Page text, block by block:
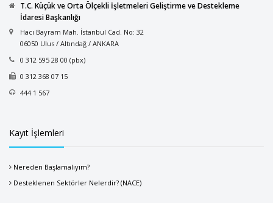
T.C. Küçük ve Orta Ölçekli İşletmeleri Geliştirme ve Destekleme
İdaresi Başkanlığı
Hacı Bayram Mah. İstanbul Cad. No: 32
06050 Ulus / Altındağ / ANKARA
0 312 595 28 00 (pbx)
0 312 368 07 15
444 1 567
Kayıt İşlemleri
Nereden Başlamalıyım?
Desteklenen Sektörler Nelerdir? (NACE)